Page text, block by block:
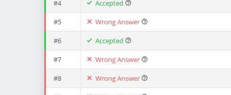
#4 Accepted
#5 Wrong Answer
#6 Accepted
#7 Wrong Answer
#8 Wrong Answer